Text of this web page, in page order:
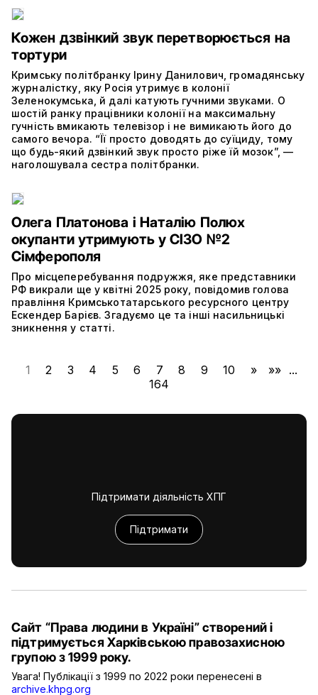
Кожен дзвінкий звук перетворюється на
тортури
Кримську політбранку Ірину Данилович, громадянську
журналістку, яку Росія утримує в колонії
Зеленокумська, й далі катують гучними звуками. О
шостій ранку працівники колонії на максимальну
гучність вмикають телевізор і не вимикають його до
самого вечора. “Її просто доводять до суїциду, тому
що будь-який дзвінкий звук просто ріже їй мозок”, —
наголошувала сестра політбранки.
Олега Платонова і Наталію Полюх
окупанти утримують у СІЗО №2
Сімферополя
Про місцеперебування подружжя, яке представники
РФ викрали ще у квітні 2025 року, повідомив голова
правління Кримськотатарського ресурсного центру
Ескендер Барієв. Згадуємо це та інші насильницькі
зникнення у статті.
1 2 3 4 5 6 7 8 9 10 » »» ...
164
Підтримати діяльність ХПГ
Підтримати
Сайт “Права людини в Україні” створений і
підтримується Харківською правозахисною
групою з 1999 року.
Увага! Публікації з 1999 по 2022 роки перенесені в
archive.khpg.org